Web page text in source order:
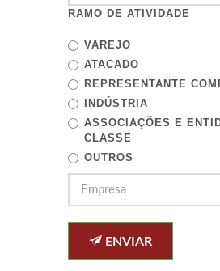
RAMO DE ATIVIDADE
VAREJO
ATACADO
REPRESENTANTE
INDÚSTRIA
ASSOCIAÇÕES E
CLASSE
OUTROS
ENVIAR